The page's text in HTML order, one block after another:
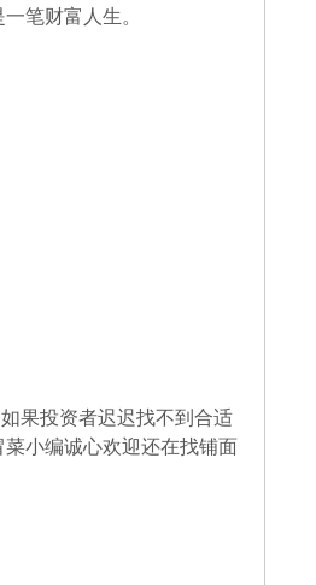
笔财富人生。
果投资者迟迟找不到合适
小编诚心欢迎还在找铺面